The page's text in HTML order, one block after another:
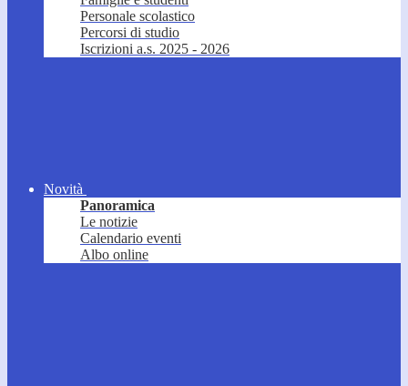
Personale scolastico
Percorsi di studio
Iscrizioni a.s. 2025 - 2026
Novità
Panoramica
Le notizie
Calendario eventi
Albo online